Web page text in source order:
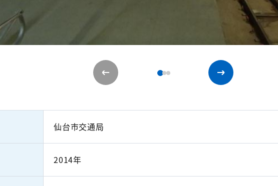
仙台市交通局
2014年